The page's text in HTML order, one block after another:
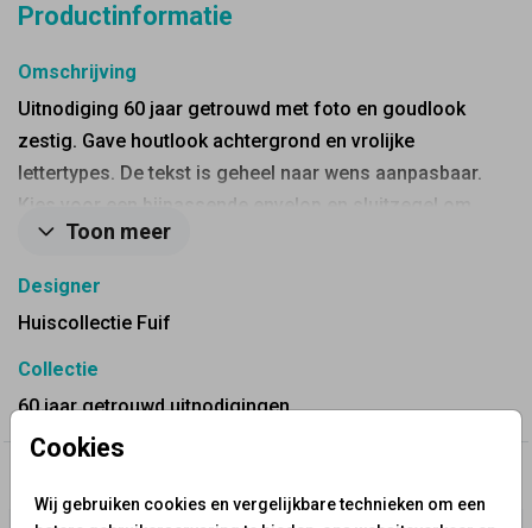
Cookies
Wij gebruiken cookies en vergelijkbare technieken om een
Productinformatie
Omschrijving
Uitnodiging 60 jaar getrouwd met foto en goudlook
zestig. Gave houtlook achtergrond en vrolijke
lettertypes. De tekst is geheel naar wens aanpasbaar.
Kies voor een bijpassende envelop en sluitzegel om
het af te maken.
Toon meer
Designer
Huiscollectie Fuif
Collectie
60 jaar getrouwd uitnodigingen